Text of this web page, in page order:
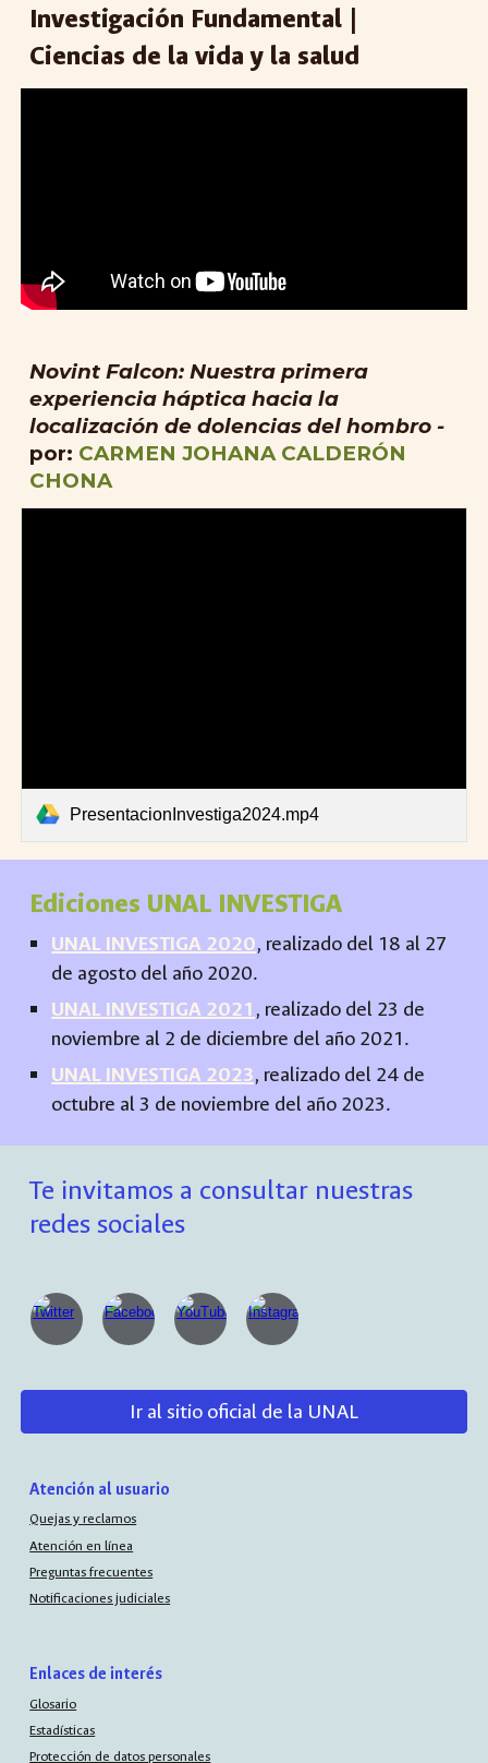
Investigación Fundamental |
Ciencias de la vida y la salud
Novint Falcon: Nuestra primera
experiencia háptica hacia la
localización de dolencias del hombro -
por: CARMEN JOHANA CALDERÓN
CHONA
PresentacionInvestiga2024.mp4
Ediciones UNAL INVESTIGA
UNAL INVESTIGA 2020, realizado del 18 al 27
de agosto del año 2020.
UNAL INVESTIGA 2021 , realizado del 23 de
noviembre al 2 de diciembre del año 2021.
UNAL INVESTIGA 2023, realizado del 24 de
octubre al3 de noviembre del año 2023.
Te invitamos a consultar nuestras
redes sociales
Ir al sitio oficial de la UNAL
Atención al usuario
Quejas y reclamos
Atención en línea
Preguntas frecuentes
Notificaciones judiciales
Enlaces de interés
Glosario
Estadísticas
Protección de datos personales